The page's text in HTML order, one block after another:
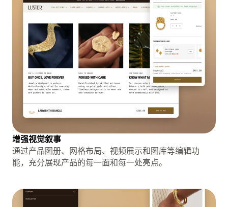
增强视觉叙事
通过产品图册、网格布局、视频展示和图库等编辑功
能，充分展现产品的每一面和每一处亮点。